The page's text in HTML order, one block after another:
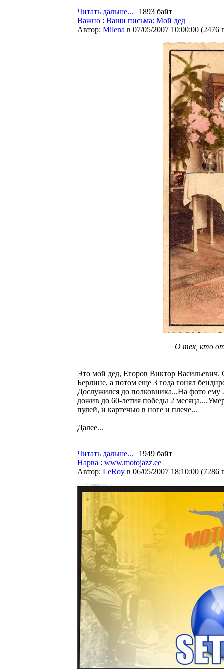
Читать дальше... | 1893 байт
Важно : Ваши письма: Мой дед
Автор: Milena в 07/05/2007 10:00:00 (2476
О тех, кто
Это мой дед, Егоров Виктор Васильевич.
Берлине, а потом еще 3 года гонял
Дослужился до полковника...На фото ему
дожив до 60-летия победы 2
пулей, и картечью в ноге и плече...
Далее...
Читать дальше... | 1949 байт
Нарва : www.motojazz.ee
Автор: LeRoy в 06/05/2007 18:10:00 (7286